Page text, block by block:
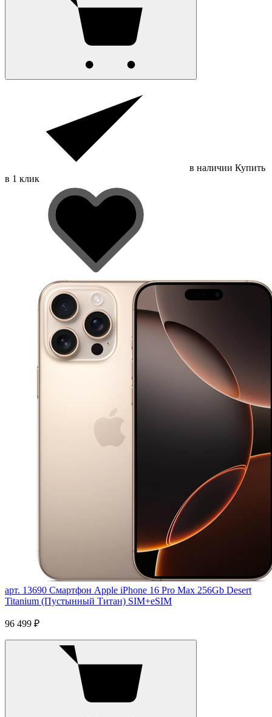
в наличии Купить
в 1 клик
арт. 13690 Смартфон Apple iPhone 16 Pro Max 256Gb Desert
Titanium (Пустынный Титан) SIM+eSIM
96 499 ₽